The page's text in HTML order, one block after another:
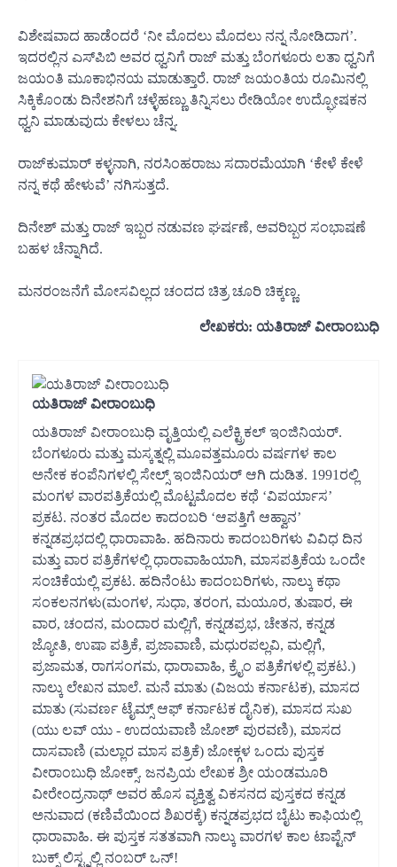
ವಿಶೇಷವಾದ ಹಾಡೆಂದರೆ ‘ನೀ ಮೊದಲು ಮೊದಲು ನನ್ನ ನೋಡಿದಾಗ’.
ಇದರಲ್ಲಿನ ಎಸ್‍ಪಿಬಿ ಅವರ ಧ್ವನಿಗೆ ರಾಜ್ ಮತ್ತು ಬೆಂಗಳೂರು ಲತಾ ಧ್ವನಿಗೆ
ಜಯಂತಿ ಮೂಕಾಭಿನಯ ಮಾಡುತ್ತಾರೆ. ರಾಜ್ ಜಯಂತಿಯ ರೂಮಿನಲ್ಲಿ
ಸಿಕ್ಕಿಕೊಂಡು ದಿನೇಶನಿಗೆ ಚಳ್ಳೆಹಣ್ಣು ತಿನ್ನಿಸಲು ರೇಡಿಯೋ ಉದ್ಘೋಷಕನ
ಧ್ವನಿ ಮಾಡುವುದು ಕೇಳಲು ಚೆನ್ನ.
ರಾಜ್‍ಕುಮಾರ್ ಕಳ್ಳನಾಗಿ, ನರಸಿಂಹರಾಜು ಸದಾರಮೆಯಾಗಿ ‘ಕೇಳೆ ಕೇಳೆ
ನನ್ನ ಕಥೆ ಹೇಳುವೆ’ ನಗಿಸುತ್ತದೆ.
ದಿನೇಶ್ ಮತ್ತು ರಾಜ್ ಇಬ್ಬರ ನಡುವಣ ಘರ್ಷಣೆ, ಅವರಿಬ್ಬರ ಸಂಭಾಷಣೆ
ಬಹಳ ಚೆನ್ನಾಗಿದೆ.
ಮನರಂಜನೆಗೆ ಮೋಸವಿಲ್ಲದ ಚಂದದ ಚಿತ್ರ ಚೂರಿ ಚಿಕ್ಕಣ್ಣ.
ಲೇಖಕರು: ಯತಿರಾಜ್ ವೀರಾಂಬುಧಿ
ಯತಿರಾಜ್ ವೀರಾಂಬುಧಿ
ಯತಿರಾಜ್ ವೀರಾಂಬುಧಿ ವೃತ್ತಿಯಲ್ಲಿ ಎಲೆಕ್ಟ್ರಿಕಲ್ ಇಂಜಿನಿಯರ್.
ಬೆಂಗಳೂರು ಮತ್ತು ಮಸ್ಕತ್ನಲ್ಲಿ ಮೂವತ್ತಮೂರು ವರ್ಷಗಳ ಕಾಲ
ಅನೇಕ ಕಂಪೆನಿಗಳಲ್ಲಿ ಸೇಲ್ಸ್ ಇಂಜಿನಿಯರ್ ಆಗಿ ದುಡಿತ. 1991ರಲ್ಲಿ
ಮಂಗಳ ವಾರಪತ್ರಿಕೆಯಲ್ಲಿ ಮೊಟ್ಟಮೊದಲ ಕಥೆ ‘ವಿಪರ್ಯಾಸ’
ಪ್ರಕಟ. ನಂತರ ಮೊದಲ ಕಾದಂಬರಿ ‘ಆಪತ್ತಿಗೆ ಆಹ್ವಾನ’
ಕನ್ನಡಪ್ರಭದಲ್ಲಿ ಧಾರಾವಾಹಿ. ಹದಿನಾರು ಕಾದಂಬರಿಗಳು ವಿವಿಧ ದಿನ
ಮತ್ತು ವಾರ ಪತ್ರಿಕೆಗಳಲ್ಲಿ ಧಾರಾವಾಹಿಯಾಗಿ, ಮಾಸಪತ್ರಿಕೆಯ ಒಂದೇ
ಸಂಚಿಕೆಯಲ್ಲಿ ಪ್ರಕಟ. ಹದಿನೆಂಟು ಕಾದಂಬರಿಗಳು, ನಾಲ್ಕು ಕಥಾ
ಸಂಕಲನಗಳು(ಮಂಗಳ, ಸುಧಾ, ತರಂಗ, ಮಯೂರ, ತುಷಾರ, ಈ
ವಾರ, ಚಂದನ, ಮಂದಾರ ಮಲ್ಲಿಗೆ, ಕನ್ನಡಪ್ರಭ, ಚೇತನ, ಕನ್ನಡ
ಜ್ಯೋತಿ, ಉಷಾ ಪತ್ರಿಕೆ, ಪ್ರಜಾವಾಣಿ, ಮಧುರಪಲ್ಲವಿ, ಮಲ್ಲಿಗೆ,
ಪ್ರಜಾಮತ, ರಾಗಸಂಗಮ, ಧಾರಾವಾಹಿ, ಕ್ರೈಂ ಪತ್ರಿಕೆಗಳಲ್ಲಿ ಪ್ರಕಟ.)
ನಾಲ್ಕು ಲೇಖನ ಮಾಲೆ. ಮನೆ ಮಾತು (ವಿಜಯ ಕರ್ನಾಟಕ), ಮಾಸದ
ಮಾತು (ಸುವರ್ಣ ಟೈಮ್ಸ್ ಆಫ್ ಕರ್ನಾಟಕ ದೈನಿಕ), ಮಾಸದ ಸುಖ
(ಯು ಲವ್ ಯು - ಉದಯವಾಣಿ ಜೋಶ್ ಪುರವಣಿ), ಮಾಸದ
ದಾಸವಾಣಿ (ಮಲ್ಲಾರ ಮಾಸ ಪತ್ರಿಕೆ) ಜೋಕ್ಗಳ ಒಂದು ಪುಸ್ತಕ
ವೀರಾಂಬುಧಿ ಜೋಕ್ಸ್. ಜನಪ್ರಿಯ ಲೇಖಕ ಶ್ರೀ ಯಂಡಮೂರಿ
ವೀರೇಂದ್ರನಾಥ್ ಅವರ ಹೊಸ ವ್ಯಕ್ತಿತ್ವ ವಿಕಸನದ ಪುಸ್ತಕದ ಕನ್ನಡ
ಅನುವಾದ (ಕಣಿವೆಯಿಂದ ಶಿಖರಕ್ಕೆ) ಕನ್ನಡಪ್ರಭದ ಬೈಟು ಕಾಫಿಯಲ್ಲಿ
ಧಾರಾವಾಹಿ. ಈ ಪುಸ್ತಕ ಸತತವಾಗಿ ನಾಲ್ಕು ವಾರಗಳ ಕಾಲ ಟಾಪ್ಟೆನ್
ಬುಕ್ಸ್ ಲಿಸ್ಟ್ನಲ್ಲಿ ನಂಬರ್ ಒನ್!